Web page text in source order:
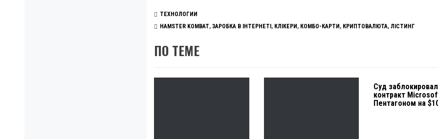
ТЕХНОЛОГИИ
HAMSTER KOMBAT, ЗАРОБКА В ІНТЕРНЕТІ , КЛІКЕРИ , КОМБО-КАРТИ , КРИПТОВАЛЮТА, ЛІСТИНГ
ПО ТЕМЕ
Суд заблокировал
контракт
Пентагоном на